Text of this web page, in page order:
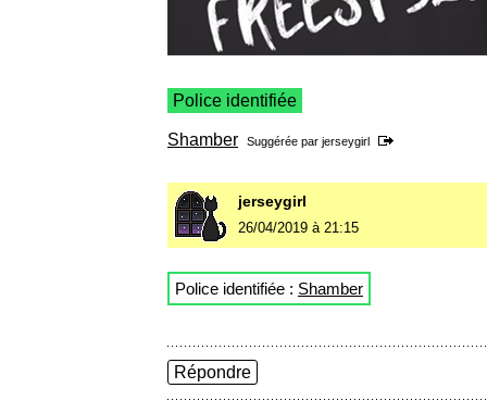
Police identifiée
Shamber Suggérée par jerseygirl
jerseygirl
26/04/2019 à 21:15
Police identifiée : Shamber
Répondre